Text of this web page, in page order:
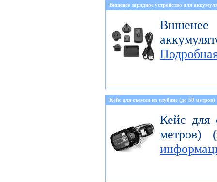
Вншенее зарядное устройство для
Вншенее
Кейс для съемки на глубине (до 50 метров)
Кейс для
метров)